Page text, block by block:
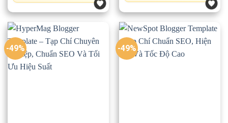
✅ URL thân thiện
✅ Google Core Web Vitals
Nhờ đó website có khả năng lập chỉ mục nhanh hơn và cải
-49% -49%